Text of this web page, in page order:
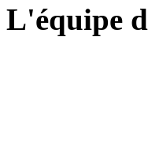
L'équipe